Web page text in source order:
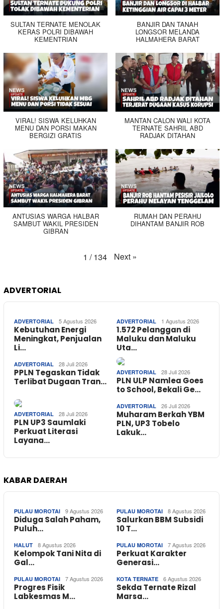
SULTAN TERNATE MENOLAK
KERAS POLRI DIBAWAH
KEMENTRIAN
BANJIR DAN TANAH
LONGSOR MELANDA
HALMAHERA BARAT
VIRAL! SISWA KELUHKAN
MENU DAN PORSI MAKAN
BERGIZI GRATIS
MANTAN CALON WALI KOTA
TERNATE SAHRIL ABD
RADJAK DITAHAN
ANTUSIAS WARGA HALBAR
SAMBUT WAKIL PRESIDEN
GIBRAN
RUMAH DAN PERAHU
DIHANTAM BANJIR ROB
1 / 134 Next »
ADVERTORIAL
ADVERTORIAL 5 Agustus 2026
Kebutuhan Energi
Meningkat, Penjualan
Li…
ADVERTORIAL 1 Agustus 2026
1.572 Pelanggan di
Maluku dan Maluku
Uta…
ADVERTORIAL 28 Juli 2026
PPLN Tegaskan Tidak
Terlibat Dugaan Tran…
ADVERTORIAL 28 Juli 2026
PLN ULP Namlea Goes
to School, Bekali Ge…
ADVERTORIAL 28 Juli 2026
PLN UP3 Saumlaki
Perkuat Literasi
Layana…
ADVERTORIAL 26 Juli 2026
Muharam Berkah YBM
PLN, UP3 Tobelo
Lakuk…
KABAR DAERAH
PULAU MOROTAI 9 Agustus 2026
Diduga Salah Paham,
Puluh…
PULAU MOROTAI 8 Agustus 2026
Salurkan BBM Subsidi
10 T…
HALUT 8 Agustus 2026
Kelompok Tani Nita di
Gal…
PULAU MOROTAI 7 Agustus 2026
Perkuat Karakter
Generasi…
PULAU MOROTAI 7 Agustus 2026
Progres Fisik
Labkesmas M…
KOTA TERNATE 6 Agustus 2026
Sekda Ternate Rizal
Marsa…